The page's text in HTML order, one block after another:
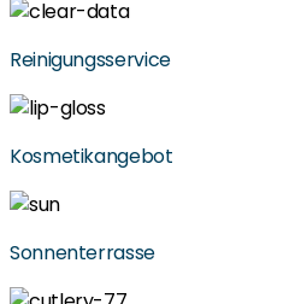
Reinigungsservice
Kosmetikangebot
Sonnenterrasse